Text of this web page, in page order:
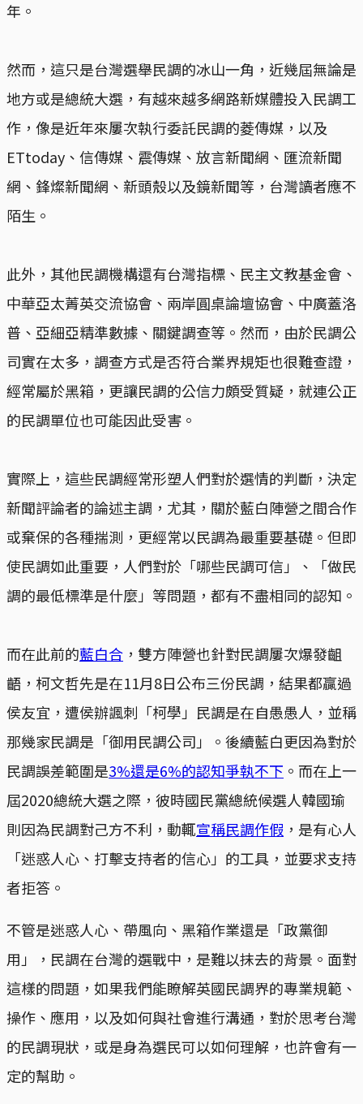
年。
然而，這只是台灣選舉民調的冰山一角，近幾屆無論是
地方或是總統大選，有越來越多網路新媒體投入民調工
作，像是近年來屢次執行委託民調的菱傳媒，以及
ETtoday、信傳媒、震傳媒、放言新聞網、匯流新聞
網、鋒燦新聞網、新頭殼以及鏡新聞等，台灣讀者應不
陌生。
此外，其他民調機構還有台灣指標、民主文教基金會、
中華亞太菁英交流協會、兩岸圓桌論壇協會、中廣蓋洛
普、亞細亞精準數據、關鍵調查等。然而，由於民調公
司實在太多，調查方式是否符合業界規矩也很難查證，
經常屬於黑箱，更讓民調的公信力頗受質疑，就連公正
的民調單位也可能因此受害。
實際上，這些民調經常形塑人們對於選情的判斷，決定
新聞評論者的論述主調，尤其，關於藍白陣營之間合作
或棄保的各種揣測，更經常以民調為最重要基礎。但即
使民調如此重要，人們對於「哪些民調可信」、「做民
調的最低標準是什麼」等問題，都有不盡相同的認知。
而在此前的藍白合 ，雙方陣營也針對民調屢次爆發齟
齬，柯文哲先是在11月8日公布三份民調，結果都贏過
侯友宜，遭侯辦諷刺「柯學」民調是在自愚愚人，並稱
那幾家民調是「御用民調公司」。後續藍白更因為對於
民調誤差範圍是3%還是6%的認知爭執不下 。而在上一
屆2020總統大選之際，彼時國民黨總統候選人韓國瑜
則因為民調對己方不利，動輒宣稱民調作假 ，是有心人
「迷惑人心、打擊支持者的信心」的工具，並要求支持
者拒答。
不管是迷惑人心、帶風向、黑箱作業還是「政黨御
用」，民調在台灣的選戰中，是難以抹去的背景。面對
這樣的問題，如果我們能瞭解英國民調界的專業規範、
操作、應用，以及如何與社會進行溝通，對於思考台灣
的民調現狀，或是身為選民可以如何理解，也許會有一
定的幫助。